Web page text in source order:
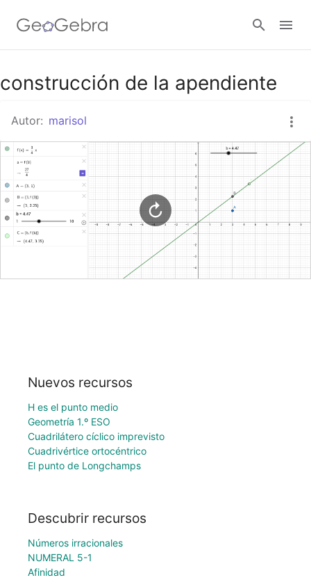
Google Classroom
GeoGebra Classroom
Abrir sesión
construcción de la apendiente
Autor: marisol
Nuevos recursos
H es el punto medio
Geometría 1.º ESO
Cuadrilátero cíclico imprevisto
Cuadrivértice ortocéntrico
El punto de Longchamps
Descubrir recursos
Números irracionales
NUMERAL 5-1
Afinidad